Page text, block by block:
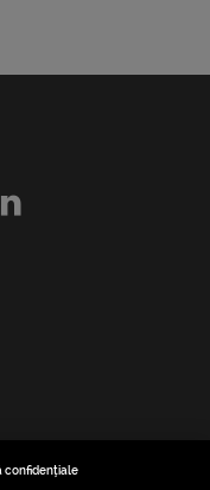
confidențiale